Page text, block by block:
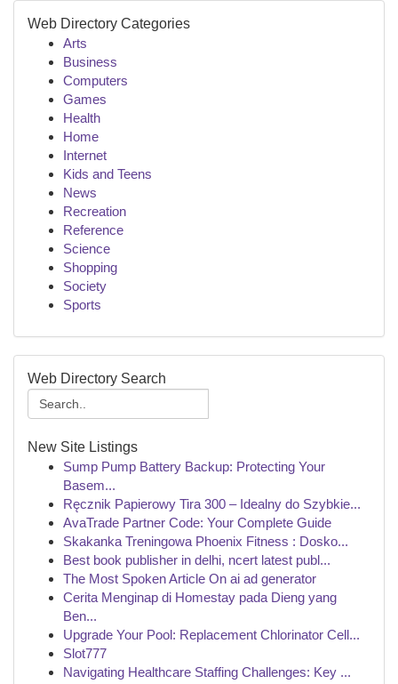
Web Directory Categories
Arts
Business
Computers
Games
Health
Home
Internet
Kids and Teens
News
Recreation
Reference
Science
Shopping
Society
Sports
Web Directory Search
New Site Listings
Sump Pump Battery Backup: Protecting Your
Basem...
Ręcznik Papierowy Tira 300 – Idealny do Szybkie...
AvaTrade Partner Code: Your Complete Guide
Skakanka Treningowa Phoenix Fitness : Dosko...
Best book publisher in delhi, ncert latest publ...
The Most Spoken Article On ai ad generator
Cerita Menginap di Homestay pada Dieng yang
Ben...
Upgrade Your Pool: Replacement Chlorinator Cell...
Slot777
Navigating Healthcare Staffing Challenges: Key ...